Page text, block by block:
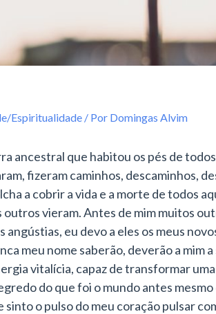
Espiritualidade/ Por Domingas Alvim
ancestral que habitou os pés de
fizeram caminhos, descaminhos,
a cobrir a vida e a morte de todos
outros vieram. Antes de mim muitos
angústias, eu devo a eles os meus
meu nome saberão, deverão a mim
vitalícia, capaz de transformar
do que foi o mundo antes
o pulso do meu coração pulsar